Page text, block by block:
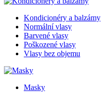
Kondicionéry a balzámy
Normální vlasy
Barvené vlasy
Poškozené vlasy
Vlasy bez objemu
Masky